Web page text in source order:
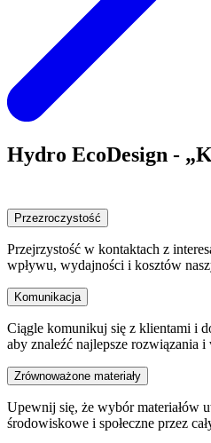
Hydro EcoDesign -
Przezroczystość
Przejrzystość w kontaktach z
wpływu, wydajności i kosztów
Komunikacja
Ciągle komunikuj się z klientami i
aby znaleźć najlepsze rozwiązania
Zrównoważone materiały
Upewnij się, że wybór materiałów
środowiskowe i społeczne przez